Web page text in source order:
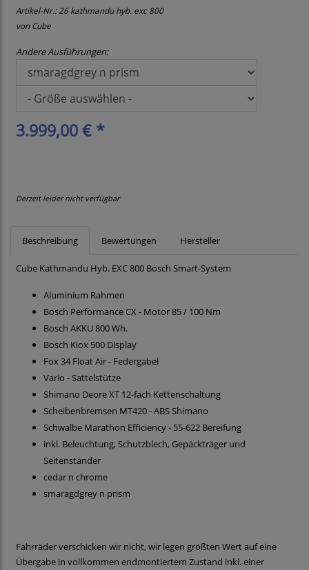
Artikel-Nr.:26 kathmandu hyb. exc 800
vonCube
Andere Ausführungen:
3.999,00 € *
Derzeit leider nicht verfügbar
Beschreibung Bewertungen Hersteller
Cube Kathmandu Hyb. EXC 800 Bosch Smart-System
Aluminium Rahmen
Bosch Performance CX - Motor 85 / 100 Nm
Bosch AKKU 800 Wh.
Bosch Kiox 500 Display
Fox 34 Float Air - Federgabel
Vario - Sattelstütze
Shimano Deore XT 12-fach Kettenschaltung
Scheibenbremsen MT420 - ABS Shimano
Schwalbe Marathon Efficiency - 55-622 Bereifung
inkl. Beleuchtung, Schutzblech, Gepäckträger und
Seitenständer
cedar n chrome
smaragdgrey n prism
Fahrräder verschicken wir nicht, wir legen größten Wert auf eine
Übergabe in vollkommen endmontiertem Zustand inkl. einer